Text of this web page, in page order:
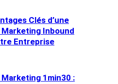
Clés d’une
Inbound
Entreprise
1min30 :